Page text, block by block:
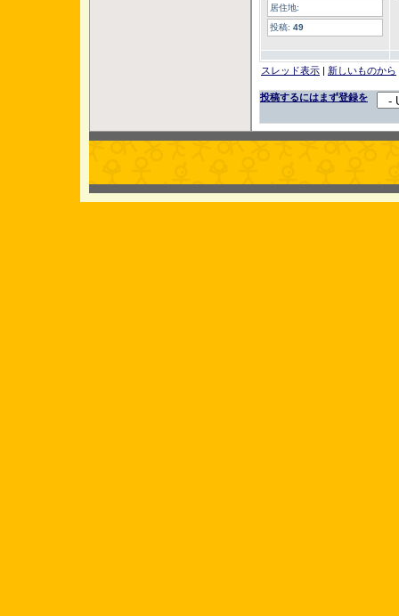
居住地:
投稿: 49
スレッド表示 | 新しいものから
投稿するにはまず登録を